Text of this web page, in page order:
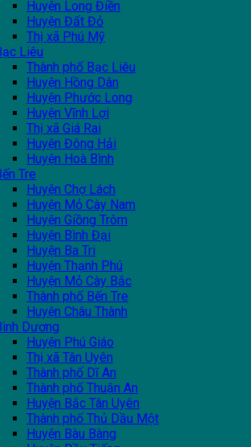
Huyện Long Điền
Huyện Đất Đỏ
Thị xã Phú Mỹ
Liêu
Thành phố Bạc Liêu
Huyện Hồng Dân
Huyện Phước Long
Huyện Vĩnh Lợi
Thị xã Giá Rai
Huyện Đông Hải
Huyện Hoà Bình
Tre
Huyện Chợ Lách
Huyện Mỏ Cày Nam
Huyện Giồng Trôm
Huyện Bình Đại
Huyện Ba Tri
Huyện Thạnh Phú
Huyện Mỏ Cày Bắc
Thành phố Bến Tre
Huyện Châu Thành
Dương
Huyện Phú Giáo
Thị xã Tân Uyên
Thành phố Dĩ An
Thành phố Thuận An
Huyện Bắc Tân Uyên
Thành phố Thủ Dầu Một
Huyện Bàu Bàng